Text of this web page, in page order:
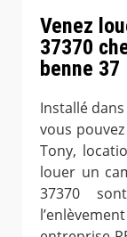
Venez
37370
benne 37
Installé
vous
Tony,
louer un
37370